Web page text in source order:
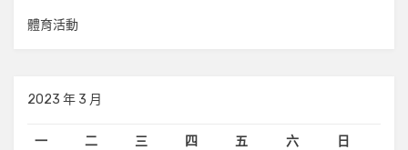
體育活動
2023 年 3 月
一 二 三 四 五 六 日